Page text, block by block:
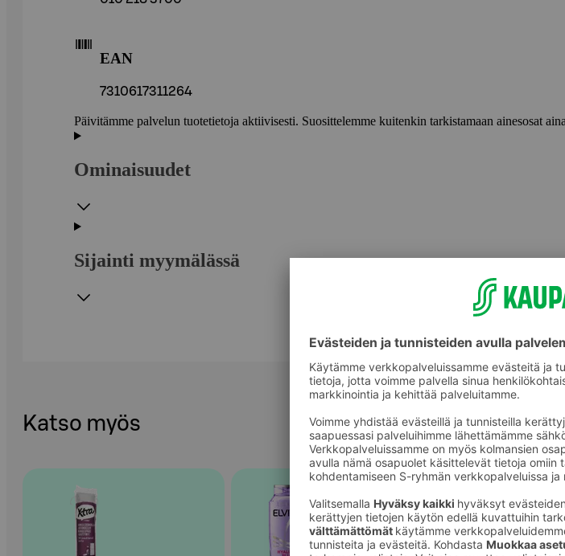
EAN
7310617311264
Päivitämme palvelun tuotetietoja aktiivisesti. Suosittelemme kuitenkin tarkistamaan ainesosat
Ominaisuudet
Sijainti myymälässä
Katso myös